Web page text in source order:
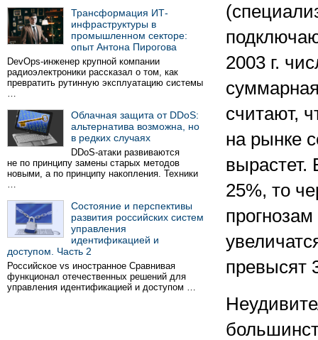
Трансформация ИТ-
инфраструктуры в
промышленном секторе:
опыт Антона Пирогова
DevOps-инженер крупной компании
радиоэлектроники рассказал о том, как
превратить рутинную эксплуатацию системы
…
Облачная защита от DDoS:
альтернатива возможна, но
в редких случаях
DDoS-атаки развиваются
не по принципу замены старых методов
новыми, а по принципу накопления. Техники
…
Состояние и перспективы
развития российских систем
управления
идентификацией и
доступом. Часть 2
Российское vs иностранное Сравнивая
функционал отечественных решений для
управления идентификацией и доступом …
2003 г.
считают,
на рынке
вырастет.
25%, то
превысят